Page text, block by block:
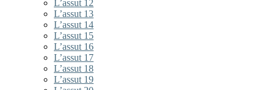
L’assut 12
L’assut 13
L’assut 14
L’assut 15
L’assut 16
L’assut 17
L’assut 18
L’assut 19